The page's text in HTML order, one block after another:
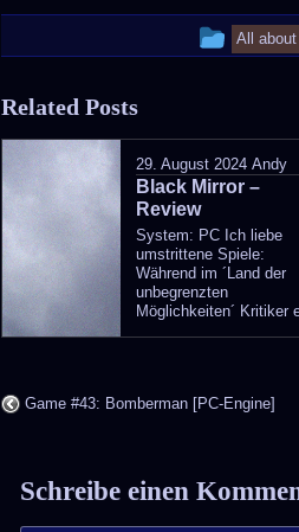
This
in
All
Related Posts
29. August 2024 Andy
Black Mirror –
Review
System: PC Ich liebe
umstrittene Spiele:
Während im ´Land der
unbegrenzten
Möglichkeiten´ Kritiker
Game #43: Bomberman [PC-Engine]
Schreibe einen